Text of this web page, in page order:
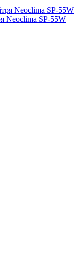
Neoclima SP-55W